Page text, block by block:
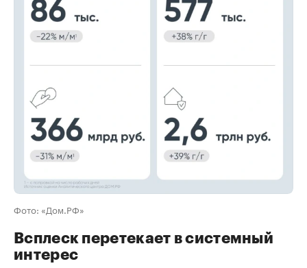
Фото: «Дом.РФ»
Всплеск перетекает в системный
интерес